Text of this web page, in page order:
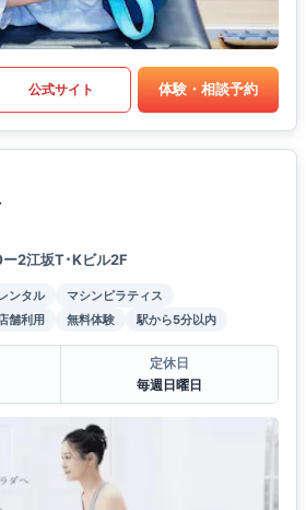
公式サイト 体験・相談予約
2江坂T･Kビル2F
ンタル
マシンピラティス
舗利用 無料体験 駅から5分以内
定休日
毎週日曜日